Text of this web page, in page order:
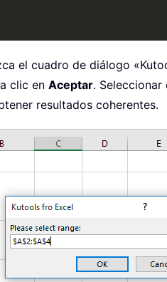
el cuadro de diálogo
clic en Aceptar.
resultados coherentes.